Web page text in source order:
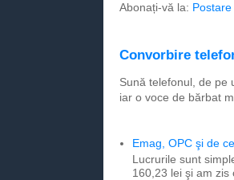
Abonați-vă la:
Convorbire
Sună telefonul, de pe
iar o voce de bărbat
Emag, OPC şi de
Lucrurile sunt
160,23 lei şi am